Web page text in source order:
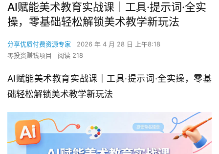
AI赋能美术教育实战课｜工具·提示词·全实
操，零基础轻松解锁美术教学新玩法
分享优质付费资源专家
2026 年 4 月 28 日 上午8:18
零投资赚钱项目
阅读 218
AI赋能美术教育实战课｜工具·提示词·全实操，零基
础轻松解锁美术教学新玩法